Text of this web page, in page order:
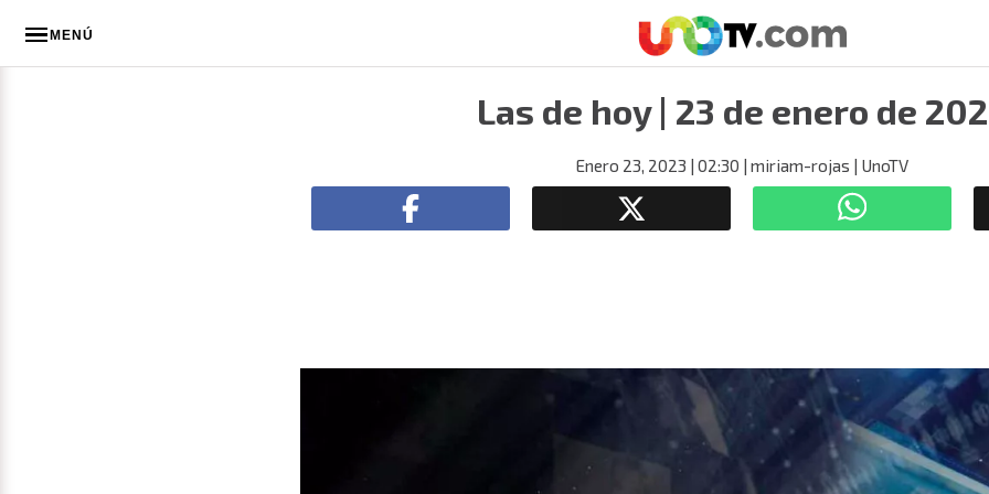
MENÚ
Las de hoy | 23 de enero de
Enero 23, 2023 | 02:30 | miriam-rojas | UnoTV